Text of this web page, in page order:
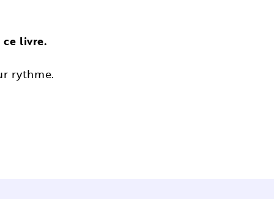
livre.
rythme.